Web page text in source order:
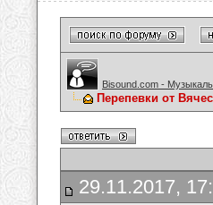
Bisound.com -
Перепевки от
29.11.2017,